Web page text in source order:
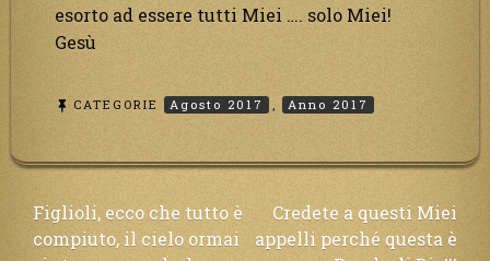
esorto ad essere tutti Miei …. solo Miei!
Gesù
CATEGORIE Agosto 2017 , Anno 2017
Navigazione
articoli
Figlioli, ecco che tutto è
compiuto, il cielo ormai
Credete a questi Miei
appelli perché questa è